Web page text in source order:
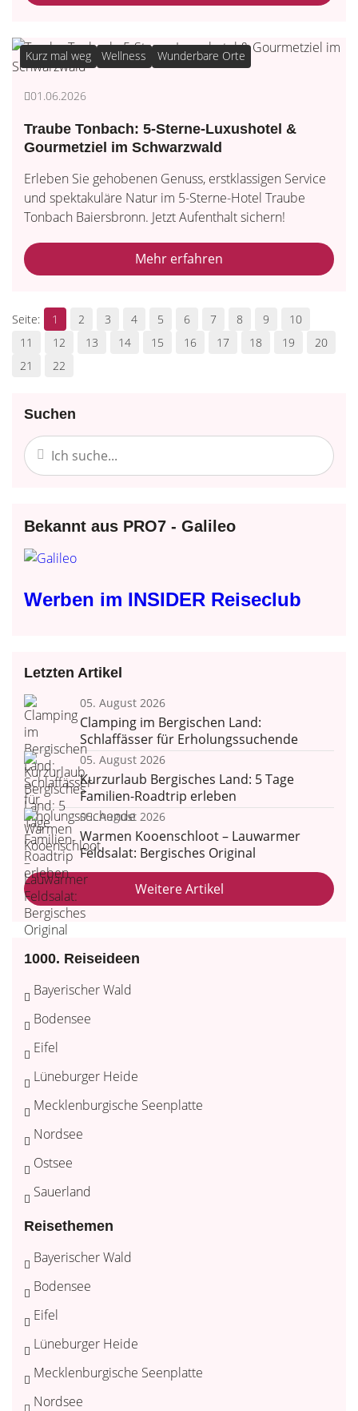
Kurz mal weg Wellness Wunderbare Orte
01.06.2026
Traube Tonbach: 5-Sterne-Luxushotel &
Gourmetziel im Schwarzwald
Erleben Sie gehobenen Genuss, erstklassigen Service
und spektakuläre Natur im 5-Sterne-Hotel Traube
Tonbach Baiersbronn. Jetzt Aufenthalt sichern!
Mehr erfahren
1 2 3 4 5 6 7 8 9
10
11
12 13 14 15 16 17 18 19
20
21
22
Suchen
Bekannt aus PRO7 - Galileo
Werben im INSIDER Reiseclub
Letzten Artikel
05. August 2026
Clamping im Bergischen Land:
Schlaffässer für Erholungssuchende
05. August 2026
Kurzurlaub Bergisches Land: 5 Tage
Familien-Roadtrip erleben
05. August 2026
Warmen Kooenschloot – Lauwarmer
Feldsalat: Bergisches Original
Weitere Artikel
1000. Reiseideen
Bayerischer Wald
Bodensee
Eifel
Lüneburger Heide
Mecklenburgische Seenplatte
Nordsee
Ostsee
Sauerland
Reisethemen
Bayerischer Wald
Bodensee
Eifel
Lüneburger Heide
Mecklenburgische Seenplatte
Nordsee